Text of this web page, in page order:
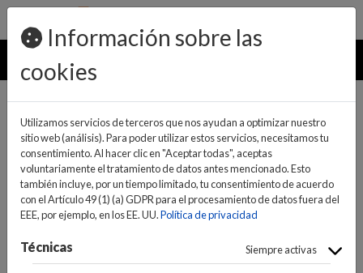
pedidos@ideaelectrodomesticos.com
924 047 836
MENU
Información sobre las
cookies
Utilizamos servicios de terceros que nos ayudan a optimizar nuestro
sitio web (análisis). Para poder utilizar estos servicios, necesitamos tu
consentimiento. Al hacer clic en "Aceptar todas", aceptas
voluntariamente el tratamiento de datos antes mencionado. Esto
también incluye, por un tiempo limitado, tu consentimiento de acuerdo
con el Artículo 49 (1) (a) GDPR para el procesamiento de datos fuera del
EEE, por ejemplo, en los EE. UU.Política de privacidad
Técnicas Siempre activas